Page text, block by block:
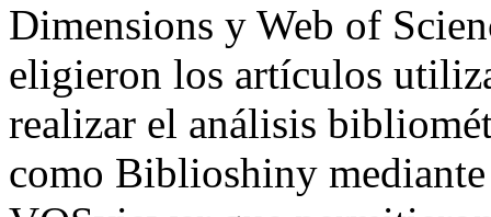
Dimensions y Web of
eligieron los artículos
realizar el análisis
como Biblioshiny